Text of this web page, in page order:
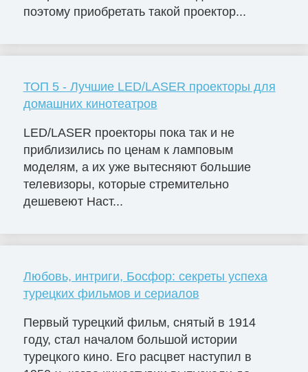
поэтому приобретать такой проектор...
ТОП 5 - Лучшие LED/LASER проекторы для
домашних кинотеатров
LED/LASER проекторы пока так и не
приблизились по ценам к ламповым
моделям, а их уже вытесняют большие
телевизоры, которые стремительно
дешевеют Наст...
Любовь, интриги, Босфор: секреты успеха
турецких фильмов и сериалов
Первый турецкий фильм, снятый в 1914
году, стал началом большой истории
турецкого кино. Его расцвет наступил в